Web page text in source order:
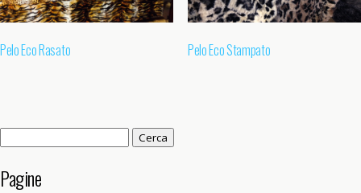
Pelo Eco Rasato Pelo Eco Stampato
Pagine